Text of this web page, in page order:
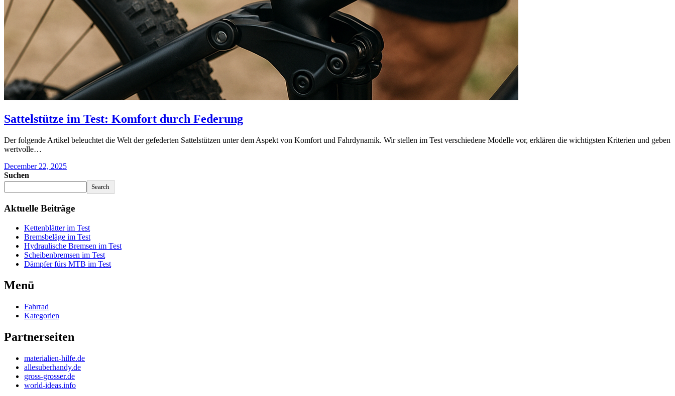
Sattelstütze im Test: Komfort durch Federung
Der folgende Artikel beleuchtet die Welt der gefederten Sattelstützen unter dem Aspekt von Komfort und Fahrdynamik. Wir stellen im Test verschiedene Modelle vor, erklären die wichtigsten Kriterien und geben
wertvolle…
December 22, 2025
Suchen
Search
Aktuelle Beiträge
Kettenblätter im Test
Bremsbeläge im Test
Hydraulische Bremsen im Test
Scheibenbremsen im Test
Dämpfer fürs MTB im Test
Menü
Fahrrad
Kategorien
Partnerseiten
materialien-hilfe.de
allesuberhandy.de
gross-grosser.de
world-ideas.info